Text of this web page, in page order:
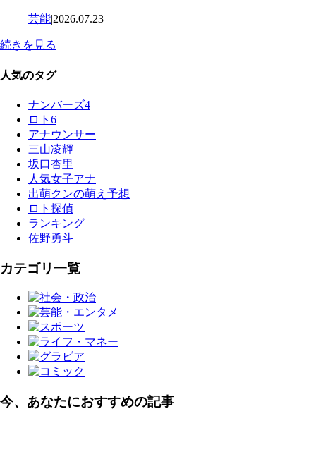
芸能|2026.07.23
続きを見る
人気のタグ
ナンバーズ4
ロト6
アナウンサー
三山凌輝
坂口杏里
人気女子アナ
出萌クンの萌え予想
ロト探偵
ランキング
佐野勇斗
カテゴリ一覧
今、あなたにおすすめの記事